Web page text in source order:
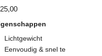
Lichtgewicht
Eenvoudig & snel te